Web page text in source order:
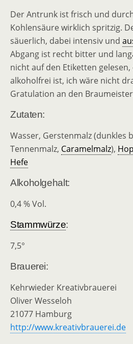
Der Antrunk ist frisch und
Kohlensäure wirklich spritzig.
säuerlich, dabei intensiv und
Abgang ist recht bitter und
nicht auf den Etiketten gelesen,
alkoholfrei ist, ich wäre nicht
Gratulation an den
Zutaten:
Wasser, Gerstenmalz (dunkles
Tennenmalz, Caramelmalz),
Hefe
Alkoholgehalt:
0,4 % Vol.
Stammwürze:
7,5°
Brauerei:
Kehrwieder Kreativbrauerei
Oliver Wesseloh
21077 Hamburg
http://www.kreativbrauerei.de